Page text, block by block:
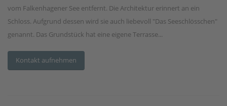
vom Falkenhagener See entfernt. Die Architektur erinnert an ein
Schloss. Aufgrund dessen wird sie auch liebevoll "Das Seeschlösschen"
genannt. Das Grundstück hat eine eigene Terrasse...
Kontakt aufnehmen